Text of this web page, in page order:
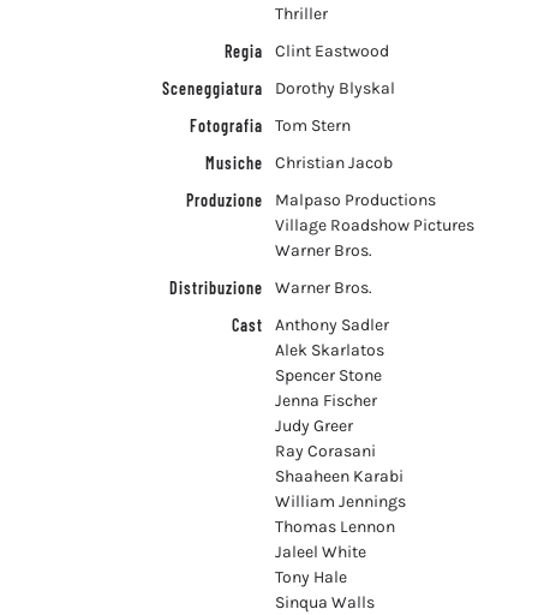
Thriller
Regia
Clint Eastwood
Sceneggiatura
Dorothy Blyskal
Fotografia
Tom Stern
Musiche
Christian Jacob
Produzione
Malpaso Productions
Village Roadshow Pictures
Warner Bros.
Distribuzione
Warner Bros.
Cast
Anthony Sadler
Alek Skarlatos
Spencer Stone
Jenna Fischer
Judy Greer
Ray Corasani
Shaaheen Karabi
William Jennings
Thomas Lennon
Jaleel White
Tony Hale
Sinqua Walls